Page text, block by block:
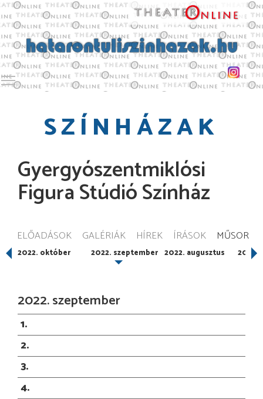
Toggle main menu visibility
SZÍNHÁZAK
Gyergyószentmiklósi
Figura Stúdió Színház
ELŐADÁSOK GALÉRIÁK HÍREK ÍRÁSOK MŰSOR
2022. október 2022. szeptember 2022. augusztus 2022.
2022. szeptember
1
2
3
4